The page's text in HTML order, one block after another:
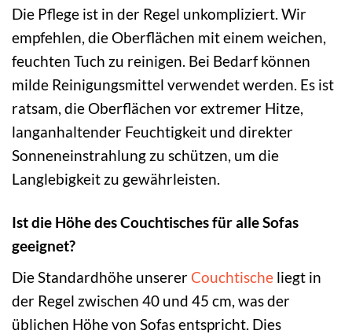
Die Pflege ist in der Regel unkompliziert. Wir
empfehlen, die Oberflächen mit einem weichen,
feuchten Tuch zu reinigen. Bei Bedarf können
milde Reinigungsmittel verwendet werden. Es ist
ratsam, die Oberflächen vor extremer Hitze,
langanhaltender Feuchtigkeit und direkter
Sonneneinstrahlung zu schützen, um die
Langlebigkeit zu gewährleisten.
Ist die Höhe des Couchtisches für alle Sofas
geeignet?
Die Standardhöhe unserer Couchtische liegt in
der Regel zwischen 40 und 45 cm, was der
üblichen Höhe von Sofas entspricht. Dies